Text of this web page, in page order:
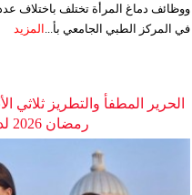
ووظائف دماغ المرأة تختلف باختلاف
في المركز الطبي الجامعي بأ... المزيد
الحرير المطفأ والتطريز ثلاثي
رمضان 2026 لدى شالكي